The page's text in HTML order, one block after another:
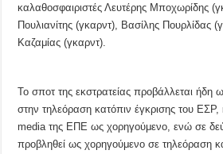
καλαθοσφαιριστές Λευτέρης Μποχωρίδης
Πουλιανίτης (γκαρντ), Βασίλης Πουρλίδας
Καζαμίας (γκαρντ).
Το σποτ της εκστρατείας προβάλλεται ήδη
στην τηλεόραση κατόπιν έγκρισης του
media της ΕΠΕ ως χορηγούμενο, ενώ σε
προβληθεί ως χορηγούμενο σε τηλεόραση